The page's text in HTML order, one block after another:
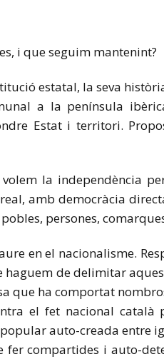
i que seguim mantenint?
estatal, la seva
a la península
Estat i territori.
la independència
amb democràcia
persones,
en el nacionalisme.
de delimitar
que ha comportat
el fet nacional català
auto-creada entre
compartides i auto-